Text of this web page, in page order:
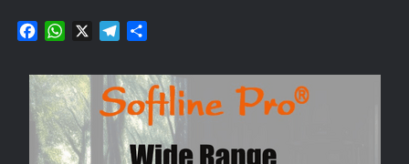
F
c
e
b
o
o
W
a
t
s
A
p
X T
l
e
g
r
a
a
r
e